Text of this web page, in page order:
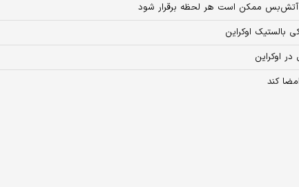
آتش‌بس ممکن است هر لحظه برقرار شود
بالستیک اوکراین
اوکراین
کند